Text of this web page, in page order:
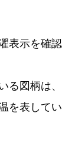
表示を確認
る図柄は、
を表してい